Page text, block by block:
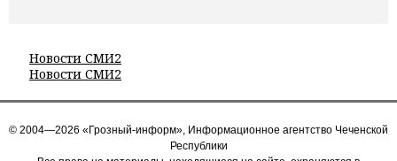
Новости СМИ2
Новости СМИ2
© 2004—2026 «Грозный-информ», Информационное агентство Чеченской
Республики